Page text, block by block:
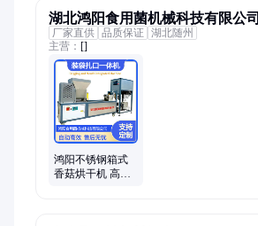
湖北鸿阳食用菌机械科技有限公司
厂家直供 品质保证 湖北随州
主营： []
鸿阳不锈钢箱式
香菇烘干机 高效